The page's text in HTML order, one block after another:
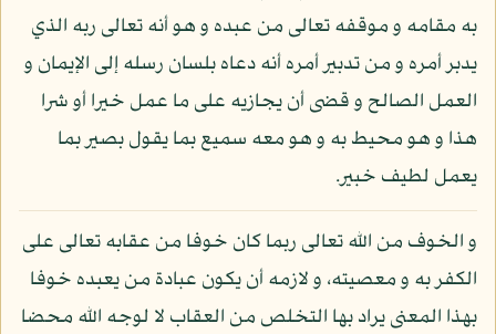
به مقامه و موقفه تعالى من عبده و هو أنه تعالى ربه الذي
يدبر أمره و من تدبير أمره أنه دعاه بلسان رسله إلى الإيمان و
العمل الصالح و قضى أن يجازيه على ما عمل خيرا أو شرا
هذا و هو محيط به و هو معه سميع بما يقول بصير بما
يعمل لطيف خبير.
و الخوف من الله تعالى ربما كان خوفا من عقابه تعالى على
الكفر به و معصيته، و لازمه أن يكون عبادة من يعبده خوفا
بهذا المعنى يراد بها التخلص من العقاب لا لوجه الله محضا